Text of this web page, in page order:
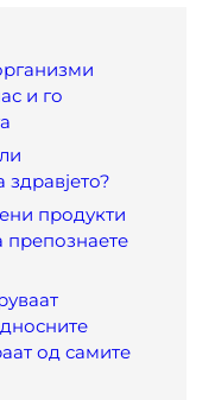
и го
продукти
од самите